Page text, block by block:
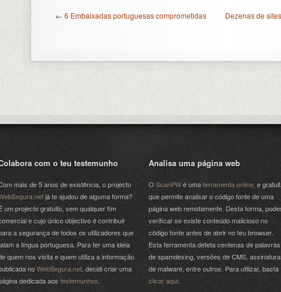
← 6 Embaixadas portuguesas comprometidas Dezenas de
com o teu testemunho
mais de 5 anos de existência, o projecto
já te ajudou de alguma forma?
um projecto gratuito, sem qualquer fim
e cujo único objectivo é contribuir
a segurança de todos os utilizadores que
a língua portuguesa. Para ter uma ideia
quem nos visita e quem utiliza a informação
noWebSegura.net , decidi criar uma
dedicada aos testemunhos
Analisa uma página web
OScanPWé umaferramenta online, e
que permite analisar o código fonte de uma
página web remotamente. Desta forma,
verificar se existe conteúdo malicioso no
código fonte antes de abrir no teu browser.
Esta ferramenta deteta centenas de palavras
de spamdexing, versões de CMS,
de malware, entre outros. Para utilizar, basta
clicar aqui.